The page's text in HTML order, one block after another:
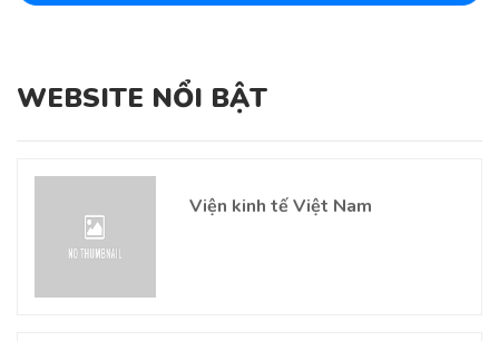
WEBSITE NỔI BẬT
Viện kinh tế Việt Nam